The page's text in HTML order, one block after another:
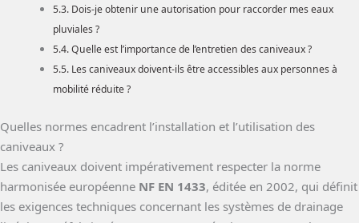
Dois-je obtenir une autorisation pour raccorder mes eaux
pluviales ?
Quelle est l’importance de l’entretien des caniveaux ?
Les caniveaux doivent-ils être accessibles aux personnes à
mobilité réduite ?
Quelles normes encadrent l’installation et l’utilisation des
caniveaux ?
Les caniveaux doivent impérativement respecter la norme
harmonisée européenne NF EN 1433, éditée en 2002, qui définit
les exigences techniques concernant les systèmes de drainage